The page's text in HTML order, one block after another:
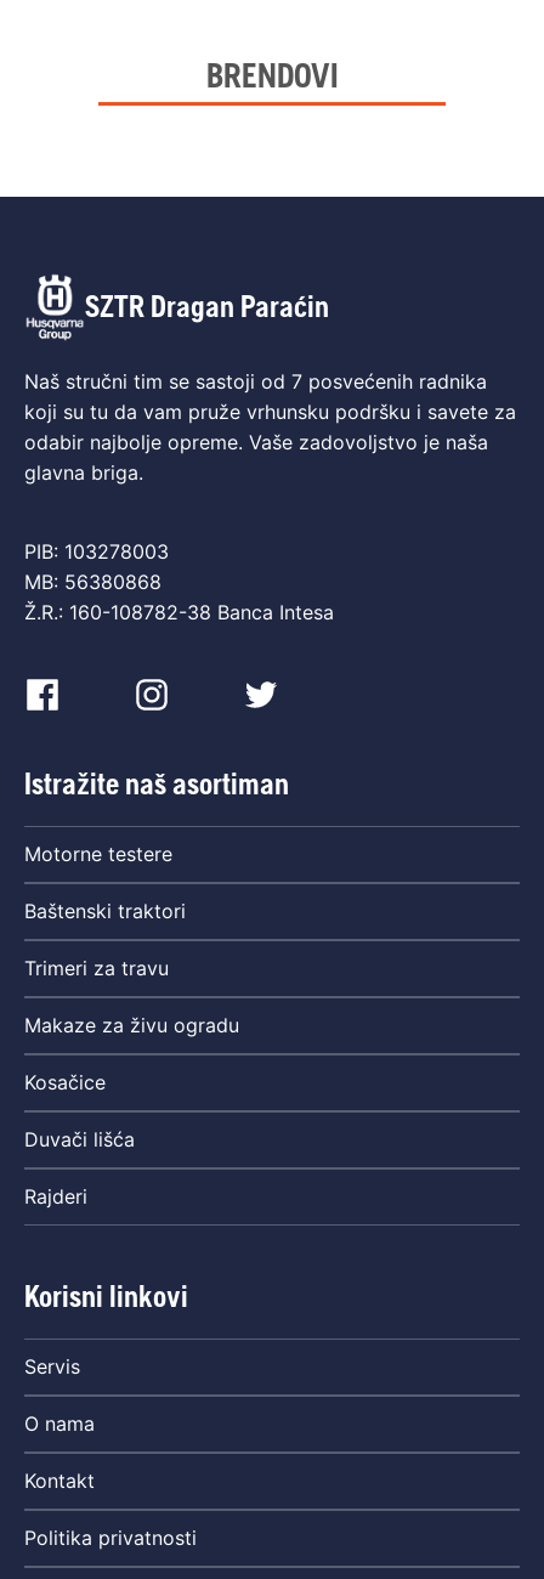
BRENDOVI
SZTR Dragan Paraćin
Naš stručni tim se sastoji od 7 posvećenih radnika
koji su tu da vam pruže vrhunsku podršku i savete za
odabir najbolje opreme. Vaše zadovoljstvo je naša
glavna briga.
PIB: 103278003
MB: 56380868
Ž.R.: 160-108782-38 Banca Intesa
Istražite naš asortiman
Motorne testere
Baštenski traktori
Trimeri za travu
Makaze za živu ogradu
Kosačice
Duvači lišća
Rajderi
Korisni linkovi
Servis
O nama
Kontakt
Politika privatnosti